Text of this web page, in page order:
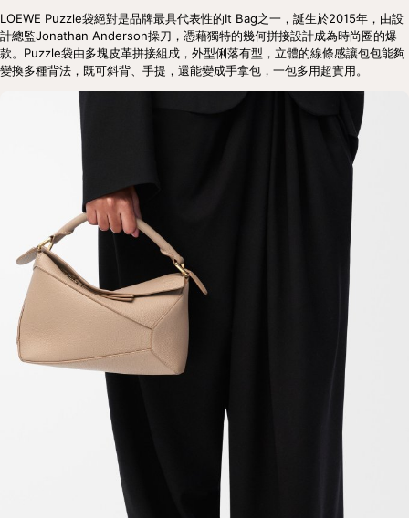
LOEWE Puzzle袋絕對是品牌最具代表性的It Bag之一，誕生於2015年，由設
計總監Jonathan Anderson操刀，憑藉獨特的幾何拼接設計成為時尚圈的爆
款。Puzzle袋由多塊皮革拼接組成，外型俐落有型，立體的線條感讓包包能夠
變換多種背法，既可斜背、手提，還能變成手拿包，一包多用超實用。